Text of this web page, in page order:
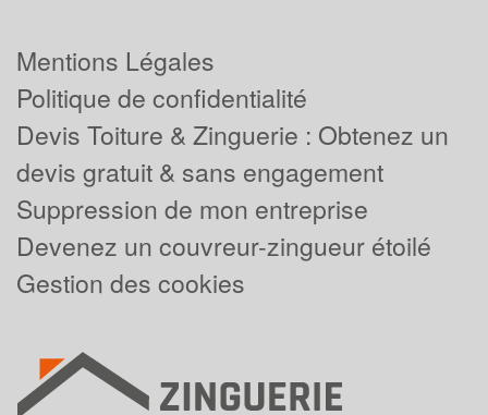
Mentions Légales
Politique de confidentialité
Devis Toiture & Zinguerie : Obtenez un
devis gratuit & sans engagement
Suppression de mon entreprise
Devenez un couvreur-zingueur étoilé
Gestion des cookies